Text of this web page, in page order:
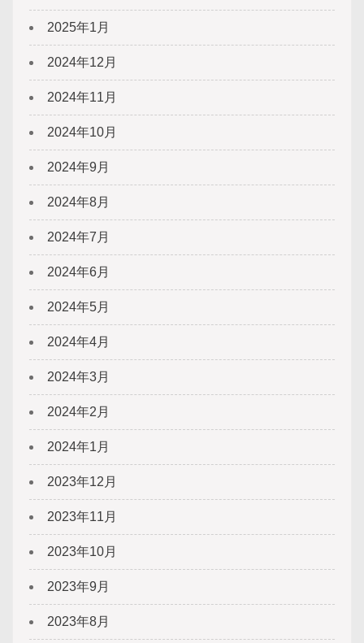
2025年1月
2024年12月
2024年11月
2024年10月
2024年9月
2024年8月
2024年7月
2024年6月
2024年5月
2024年4月
2024年3月
2024年2月
2024年1月
2023年12月
2023年11月
2023年10月
2023年9月
2023年8月